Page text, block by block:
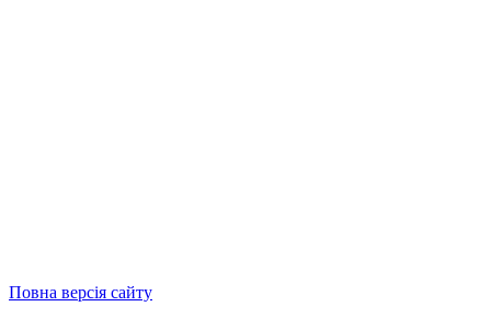
Повна версія сайту